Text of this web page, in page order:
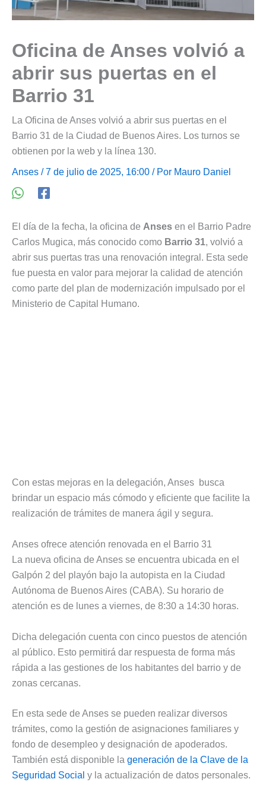
Oficina de Anses volvió a
abrir sus puertas en el
Barrio 31
La Oficina de Anses volvió a abrir sus puertas en el
Barrio 31 de la Ciudad de Buenos Aires. Los turnos se
obtienen por la web y la línea 130.
Anses / 7 de julio de 2025, 16:00 / Por Mauro Daniel
El día de la fecha, la oficina de Anses en el Barrio Padre
Carlos Mugica, más conocido como Barrio 31, volvió a
abrir sus puertas tras una renovación integral. Esta sede
fue puesta en valor para mejorar la calidad de atención
como parte del plan de modernización impulsado por el
Ministerio de Capital Humano.
Con estas mejoras en la delegación, Anses busca
brindar un espacio más cómodo y eficiente que facilite la
realización de trámites de manera ágil y segura.
Anses ofrece atención renovada en el Barrio 31
La nueva oficina de Anses se encuentra ubicada en el
Galpón 2 del playón bajo la autopista en la Ciudad
Autónoma de Buenos Aires (CABA). Su horario de
atención es de lunes a viernes, de 8:30 a 14:30 horas.
Dicha delegación cuenta con cinco puestos de atención
al público. Esto permitirá dar respuesta de forma más
rápida a las gestiones de los habitantes del barrio y de
zonas cercanas.
En esta sede de Anses se pueden realizar diversos
trámites, como la gestión de asignaciones familiares y
fondo de desempleo y designación de apoderados.
También está disponible la generación de la Clave de la
Seguridad Social y la actualización de datos personales.